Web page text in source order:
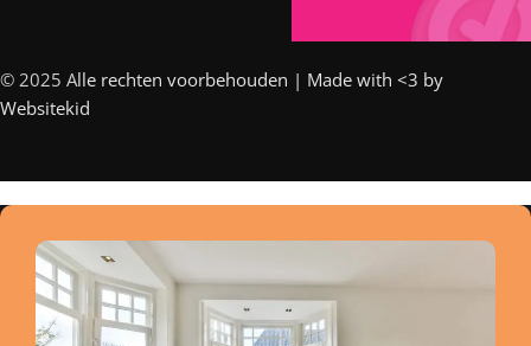
© 2025 Alle rechten voorbehouden | Made with <3 by
Websitekid